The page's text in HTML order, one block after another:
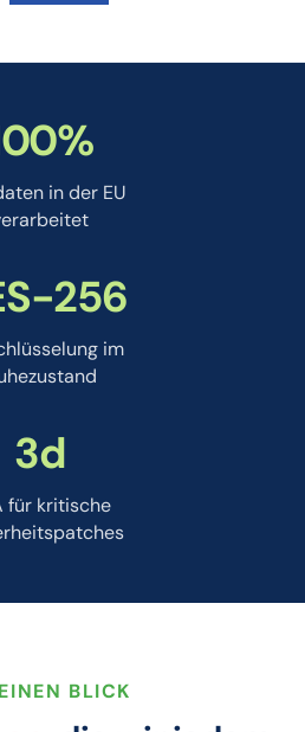
in der EU
256
im
3d
für kritische
BLICK